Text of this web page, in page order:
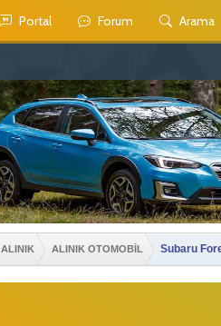
Portal Forum Arama
ALINIK ALINIK OTOMOBİL Subaru